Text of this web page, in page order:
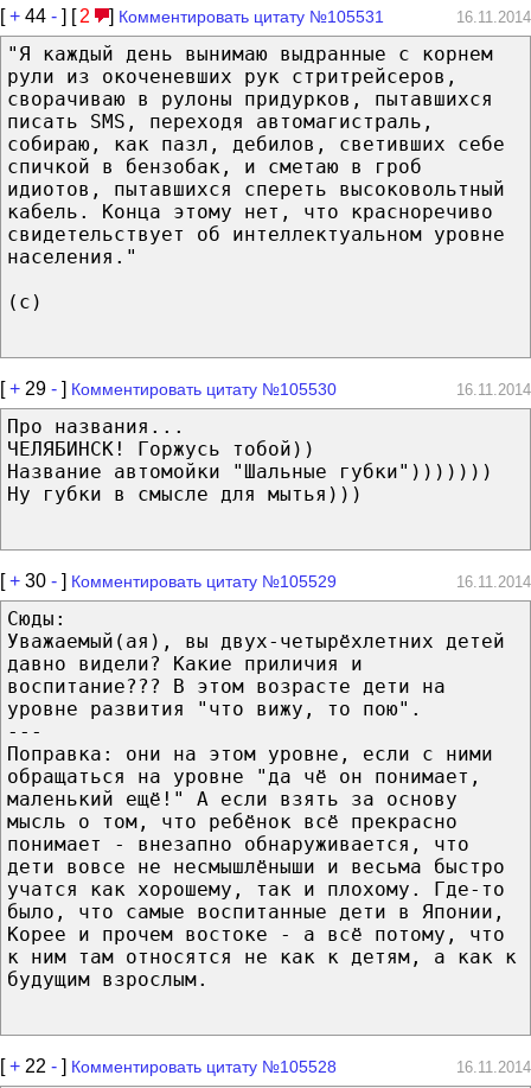
[+ 44 - ] [ 2 ] Комментировать цитату №105531 16.11.2014
"Я каждый день вынимаю выдранные с корнем
рули из окоченевших рук стритрейсеров,
сворачиваю в рулоны придурков, пытавшихся
писать SMS, переходя автомагистраль,
собираю, как пазл, дебилов, светивших себе
спичкой в бензобак, и сметаю в гроб
идиотов, пытавшихся спереть высоковольтный
кабель. Конца этому нет, что красноречиво
свидетельствует об интеллектуальном уровне
населения."
(c)
[+ 29 - ] Комментировать цитату №105530 16.11.2014
Про названия...
ЧЕЛЯБИНСК! Горжусь тобой))
Название автомойки "Шальные губки")))))))
Ну губки в смысле для мытья)))
[+ 30 - ] Комментировать цитату №105529 16.11.2014
Сюды:
Уважаемый(ая), вы двух-четырёхлетних детей
давно видели? Какие приличия и
воспитание??? В этом возрасте дети на
уровне развития "что вижу, то пою".
---
Поправка: они на этом уровне, если с ними
обращаться на уровне "да чё он понимает,
маленький ещё!" А если взять за основу
мысль о том, что ребёнок всё прекрасно
понимает - внезапно обнаруживается, что
дети вовсе не несмышлёныши и весьма быстро
учатся как хорошему, так и плохому. Где-то
было, что самые воспитанные дети в Японии,
Корее и прочем востоке - а всё потому, что
к ним там относятся не как к детям, а как к
будущим взрослым.
[+ 22 - ] Комментировать цитату №105528 16.11.2014